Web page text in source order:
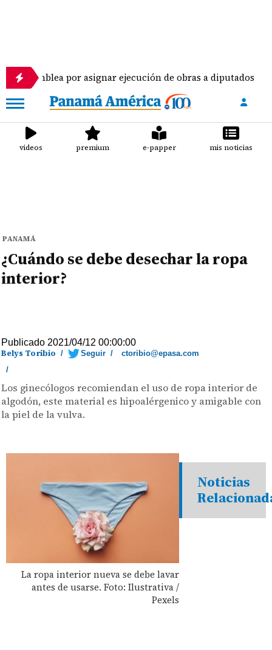
por asignar ejecución de obras a diputados
videos premium e-papper mis noticias
PANAMÁ
¿Cuándo se debe desechar la ropa
interior?
Publicado 2021/04/12 00:00:00
Belys Toribio / Seguir /
ctoribio@epasa.com
/
Los ginecólogos recomiendan el uso de ropa interior de
algodón, este material es hipoalérgenico y amigable con
la piel de la vulva.
La ropa interior nueva se debe lavar
antes de usarse. Foto: Ilustrativa /
Pexels
Noticias